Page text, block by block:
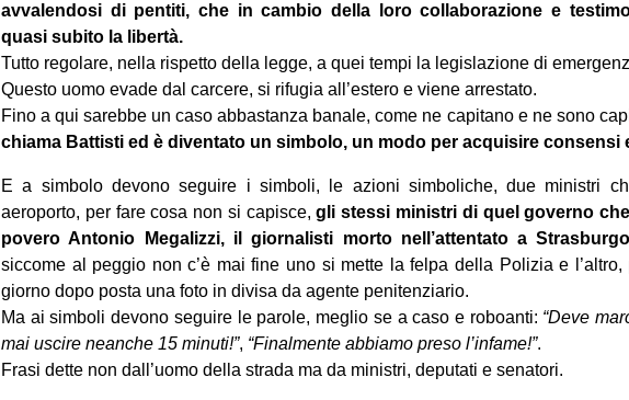
avvalendosi di pentiti, che in cambio della loro collaborazione e
quasi subito la libertà.
Tutto regolare, nella rispetto della legge, a quei tempi la legislazione di
Questo uomo evade dal carcere, si rifugia all’estero e viene arrestato.
Fino a qui sarebbe un caso abbastanza banale, come ne capitano e ne sono
chiama Battisti ed è diventato un simbolo, un modo per acquisire consensi
E a simbolo devono seguire i simboli, le azioni simboliche, due ministri
aeroporto, per fare cosa non si capisce,gli stessi ministri di quel governo
povero Antonio Megalizzi, il giornalisti morto nell’attentato a
siccome al peggio non c’è mai fine uno si mette la felpa della Polizia e l’altro,
giorno dopo posta una foto in divisa da agente penitenziario.
Ma ai simboli devono seguire le parole, meglio se a caso e roboanti: “Deve
mai uscire neanche 15 minuti!”, “Finalmente abbiamo preso l’infame!”.
Frasi dette non dall’uomo della strada ma da ministri, deputati e senatori.